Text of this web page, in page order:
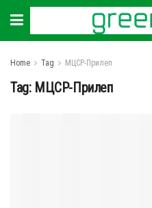
Home Tag МЦСР-Прилеп
Tag: МЦСР-Прилеп